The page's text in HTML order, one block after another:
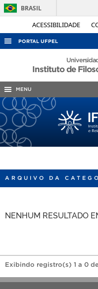
ACESSIBILIDADE
BRASIL
PORTAL UFPEL
ACESSO À INFORMAÇÃO
COBALTO
CONCURSOS
EDITAIS
INTERNACIONAL
PORTARIAS
Instituto de
MENU
ARQUIVO DA
NENHUM RESULTADO
Exibindo registro(s) 1 a 0